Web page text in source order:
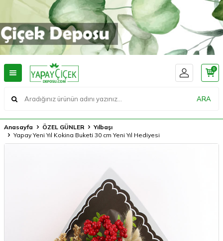
ARA
0
Anasayfa ÖZEL GÜNLER
Yılbaşı
Yapay Yeni Yıl Kokina Buketi 30 cm Yeni Yıl Hediyesi